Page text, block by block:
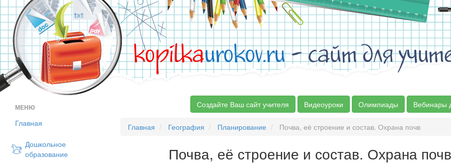
kopilkaurokov.ru- сайт для
МЕНЮ
Главная
Дошкольное
образование
Создайте Ваш сайт учителя Видеоуроки Олимпиады Вебинары
Главная География Планирование Почва, её строение и состав. Охрана почв
Почва, её строение и состав. Охрана почв